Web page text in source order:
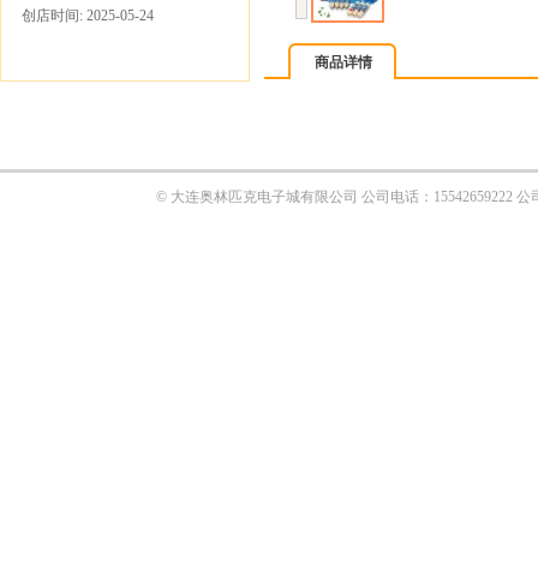
商品详情
© 大连奥林匹克电子城有限公司 公司电话：15542659222